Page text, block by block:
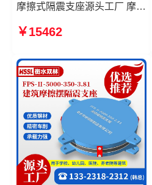
摩擦式隔震支座源头工厂 摩擦
3.48厂家 建筑摩擦摆减隔震支
￥15462